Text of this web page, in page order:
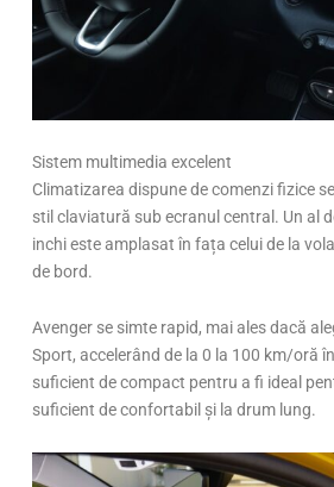
Sistem multimedia excelent
Climatizarea dispune de comenzi fizice
stil claviatură sub ecranul central. Un al
inchi este amplasat în fața celui de la
de bord.
Avenger se simte rapid, mai ales dacă
Sport, accelerând de la 0 la 100 km/oră
suficient de compact pentru a fi ideal
suficient de confortabil și la drum lung.